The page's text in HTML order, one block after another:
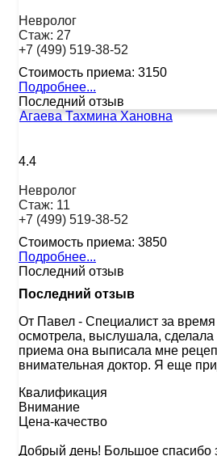
Невролог
Стаж: 27
+7 (499) 519-38-52
Стоимость приема: 3150
Подробнее...
Последний отзыв
Агаева Тахмина Хановна
4.4
Невролог
Стаж: 11
+7 (499) 519-38-52
Стоимость приема: 3850
Подробнее...
Последний отзыв
Последний отзыв
От Павел - Специалист за
осмотрела, выслушала, сделала
приема она выписала мне
внимательная доктор. Я еще
Квалификация
Внимание
Цена-качество
Добрый день! Большое спасибо